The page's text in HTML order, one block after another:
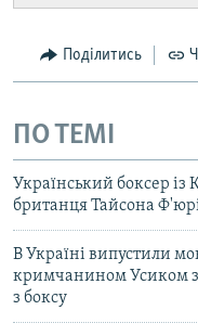
Поділитись
ПО ТЕМІ
Український боксер
британця Тайсона
В Україні випустили
кримчанином Усиком
з боксу